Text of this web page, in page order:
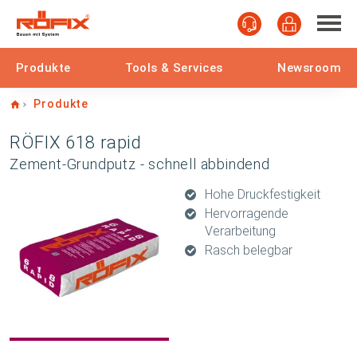
Produkte Tools & Services Newsroom
Home
Produkte
RÖFIX 618 rapid
Zement-Grundputz - schnell abbindend
Hohe Druckfestigkeit
Hervorragende
Verarbeitung
Rasch belegbar